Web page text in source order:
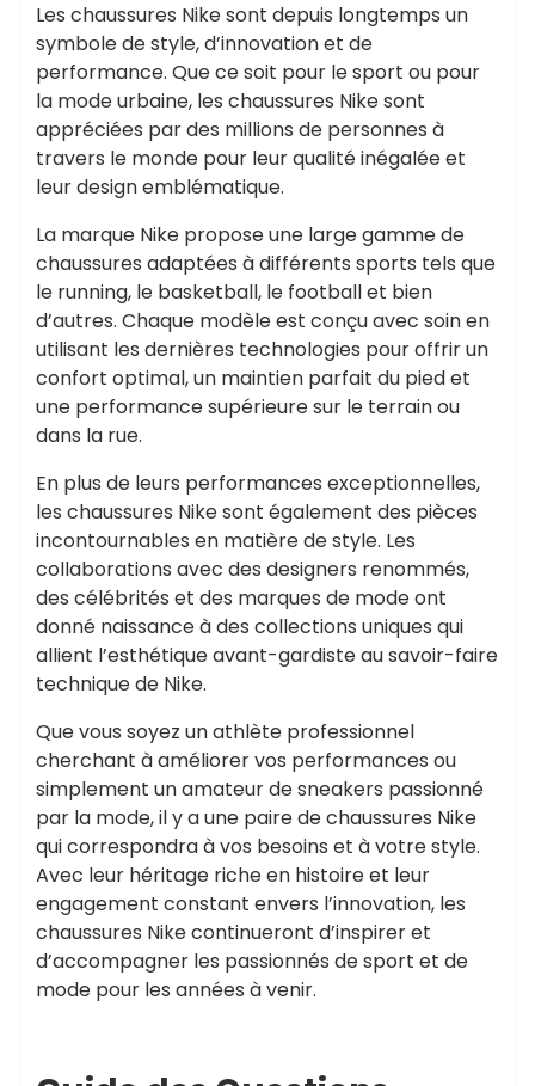
Les chaussures Nike sont depuis longtemps un
symbole de style, d’innovation et de
performance. Que ce soit pour le sport ou pour
la mode urbaine, les chaussures Nike sont
appréciées par des millions de personnes à
travers le monde pour leur qualité inégalée et
leur design emblématique.
La marque Nike propose une large gamme de
chaussures adaptées à différents sports tels que
le running, le basketball, le football et bien
d’autres. Chaque modèle est conçu avec soin en
utilisant les dernières technologies pour offrir un
confort optimal, un maintien parfait du pied et
une performance supérieure sur le terrain ou
dans la rue.
En plus de leurs performances exceptionnelles,
les chaussures Nike sont également des pièces
incontournables en matière de style. Les
collaborations avec des designers renommés,
des célébrités et des marques de mode ont
donné naissance à des collections uniques qui
allient l’esthétique avant-gardiste au savoir-faire
technique de Nike.
Que vous soyez un athlète professionnel
cherchant à améliorer vos performances ou
simplement un amateur de sneakers passionné
par la mode, il y a une paire de chaussures Nike
qui correspondra à vos besoins et à votre style.
Avec leur héritage riche en histoire et leur
engagement constant envers l’innovation, les
chaussures Nike continueront d’inspirer et
d’accompagner les passionnés de sport et de
mode pour les années à venir.